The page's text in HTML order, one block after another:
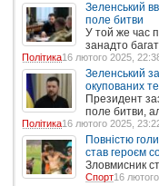
Зеленський
поле битви
У той же час
занадто
Політика16 лютого 2025,
Зеленський
окупованих
Президент
поле битви,
Політика16 лютого 2025,
Повністю
став героєм
Зловмисник
Спорт16